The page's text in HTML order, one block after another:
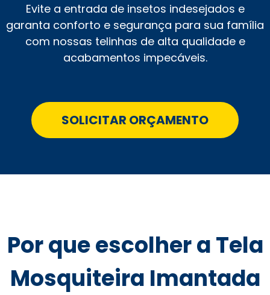
Evite a entrada de insetos indesejados e
garanta conforto e segurança para sua família
com nossas telinhas de alta qualidade e
acabamentos impecáveis.
SOLICITAR ORÇAMENTO
Por que escolher a Tela
Mosquiteira Imantada